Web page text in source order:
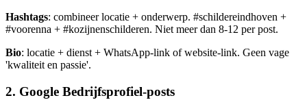
Hashtags: combineer locatie + onderwerp. #schildereindhoven +
#voorenna + #kozijnenschilderen. Niet meer dan 8-12 per post.
Bio: locatie + dienst + WhatsApp-link of website-link. Geen vage
'kwaliteit en passie'.
2. Google Bedrijfsprofiel-posts